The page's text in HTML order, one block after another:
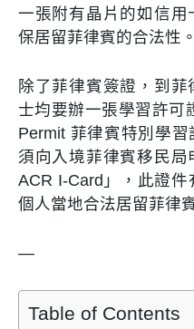
一張附有晶片的如信
保居留菲律賓的合法性。
除了菲律賓簽證，到
士均要辦一張學習許可
Permit 菲律賓特別學
須向入境菲律賓移民
ACR I-Card」，此證
個人當地合法居留菲律
—
Table of Contents